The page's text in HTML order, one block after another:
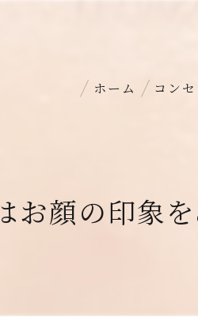
ホーム コンセ
お顔の印象